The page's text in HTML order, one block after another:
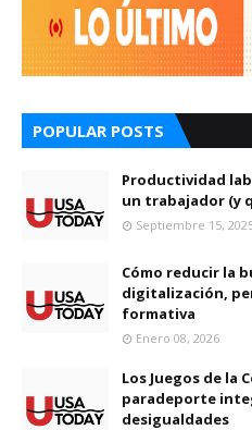
POPULAR POSTS
Productividad
un trabajador (y
Septiembre 15,
Cómo reducir la
digitalización,
formativa
Enero 08, 2026
Los Juegos de la
paradeporte
desigualdades